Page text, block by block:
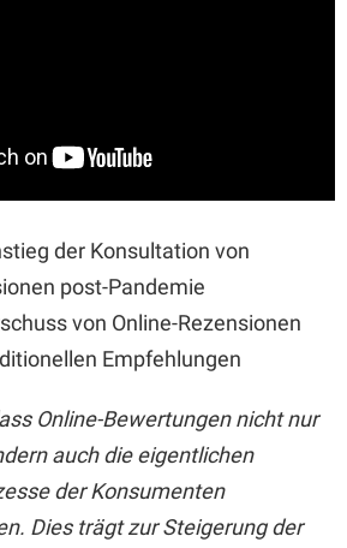
der Konsultation von
post-Pandemie
von Online-Rezensionen
Empfehlungen
Online-Bewertungen nicht nur
auch die eigentlichen
der Konsumenten
Dies trägt zur Steigerung der